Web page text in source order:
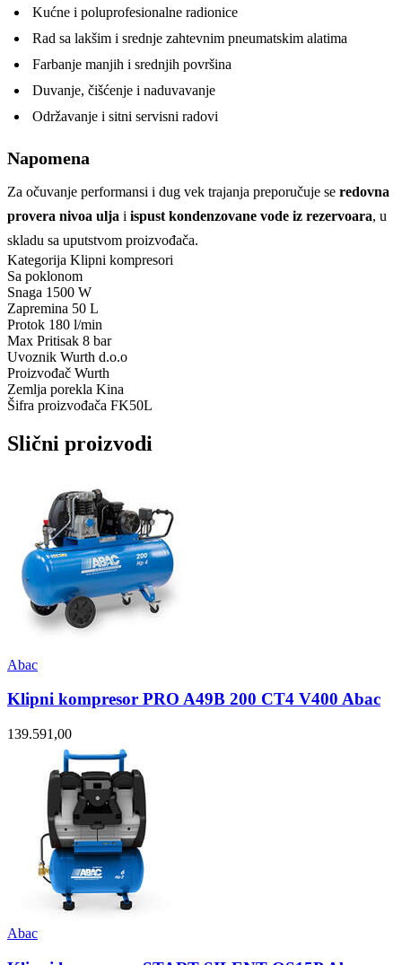
Kućne i poluprofesionalne radionice
Rad sa lakšim i srednje zahtevnim pneumatskim alatima
Farbanje manjih i srednjih površina
Duvanje, čišćenje i naduvavanje
Održavanje i sitni servisni radovi
Napomena
Za očuvanje performansi i dug vek trajanja preporučuje se redovna
provera nivoa ulja i ispust kondenzovane vode iz rezervoara, u
skladu sa uputstvom proizvođača.
Kategorija Klipni kompresori
Sa poklonom
Snaga 1500 W
Zapremina 50 L
Protok 180 l/min
Max Pritisak 8 bar
Uvoznik Wurth d.o.o
Proizvođač Wurth
Zemlja porekla Kina
Šifra proizvođača FK50L
Slični proizvodi
Abac
Klipni kompresor PRO A49B 200 CT4 V400 Abac
139.591,00
Abac